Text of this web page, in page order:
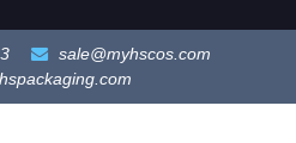
sale@myhscos.com